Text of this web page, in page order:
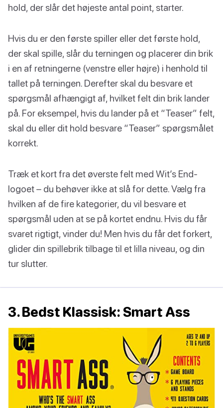
hold, der slår det højeste antal point, starter.
Hvis du er den første spiller eller det første hold,
der skal spille, slår du terningen og placerer din brik
i en af retningerne (venstre eller højre) i henhold til
tallet på terningen. Derefter skal du besvare et
spørgsmål afhængigt af, hvilket felt din brik lander
på. For eksempel, hvis du lander på et “Teaser” felt,
skal du eller dit hold besvare “Teaser” spørgsmålet
korrekt.
Træk et kort fra det øverste felt med Wit’s End-
logoet – du behøver ikke at slå for dette. Vælg fra
hvilken af de fire kategorier, du vil besvare et
spørgsmål uden at se på kortet endnu. Hvis du får
svaret rigtigt, vinder du! Men hvis du får det forkert,
glider din spillebrik tilbage til et lilla niveau, og din
tur slutter.
3. Bedst Klassisk: Smart Ass